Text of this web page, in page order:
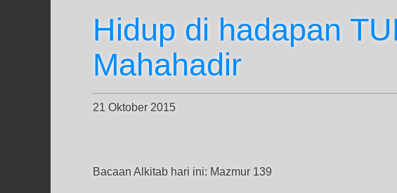
Hidup di hadapan
Mahahadir
21 Oktober 2015
Bacaan Alkitab hari ini: Mazmur 139